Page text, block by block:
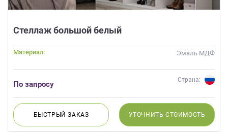
Стеллаж большой белый
Материал: Эмаль МДФ
По запросу
Страна:
БЫСТРЫЙЗАКАЗ УТОЧНИТЬ СТОИМОСТЬ